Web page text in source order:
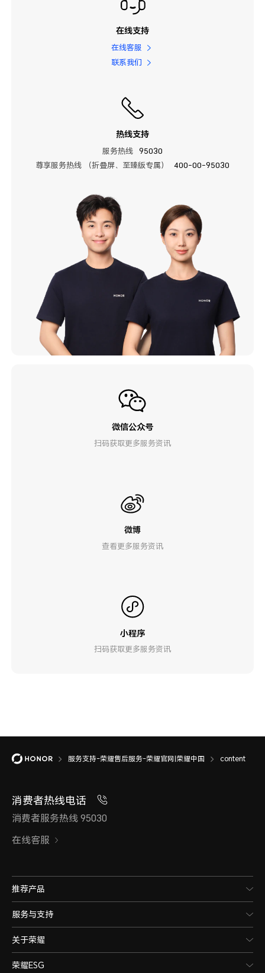
在线支持
在线客服
联系我们
热线支持
服务热线
95030
尊享服务热线 （折叠屏、至臻版专属）
400-00-95030
微信公众号
扫码获取更多服务资讯
微博
查看更多服务资讯
小程序
扫码获取更多服务资讯
服务支持-荣耀售后服务-荣耀官网|荣耀中国 content
消费者热线电话
消费者服务热线 95030
在线客服
推荐产品
服务与支持
关于荣耀
荣耀ESG